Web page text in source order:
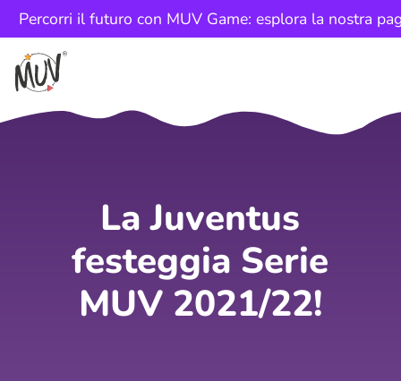
Percorri il futuro con MUV Game: esplora la nostra
La Juventus
festeggia Serie
MUV 2021/22!